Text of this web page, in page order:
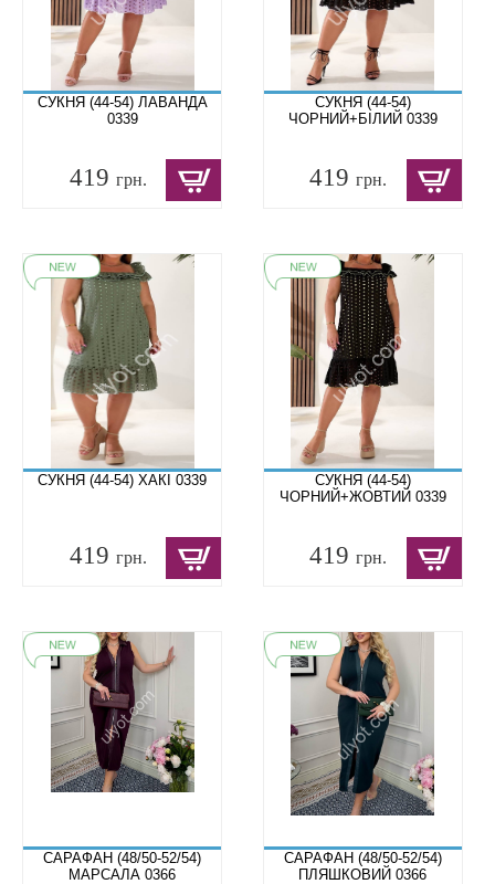
СУКНЯ (44-54) ЛАВАНДА
0339
419 грн.
СУКНЯ (44-54)
ЧОРНИЙ+БІЛИЙ 0339
419грн.
СУКНЯ (44-54) ХАКІ 0339
419 грн.
СУКНЯ (44-54)
ЧОРНИЙ+ЖОВТИЙ 0339
419грн.
САРАФАН (48/50-52/54)
МАРСАЛА 0366
САРАФАН (48/50-52/54)
ПЛЯШКОВИЙ 0366